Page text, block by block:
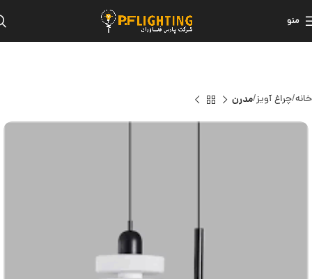
منو
خانه چراغ آویز مدرن